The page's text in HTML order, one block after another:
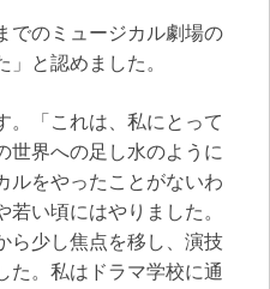
でのミュージカル劇場の
と認めました。
。「これは、私にとって
世界への足し水のように
ルをやったことがないわ
い頃にはやりました。
ら少し焦点を移し、演技
た。私はドラマ学校に通